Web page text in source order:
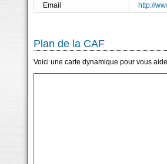
Email
http://
Plan de la CAF
Voici une carte dynamique pour vous